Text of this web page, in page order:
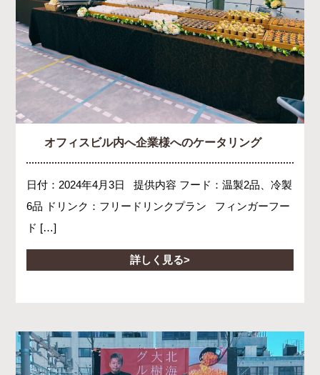
オフィスビル内へ企業様へのケータリング
日付：2024年4月3日 提供内容 フード：温製2品、冷製
6品 ドリンク：フリードリンクプラン フィンガーフー
ド […]
詳しく見る